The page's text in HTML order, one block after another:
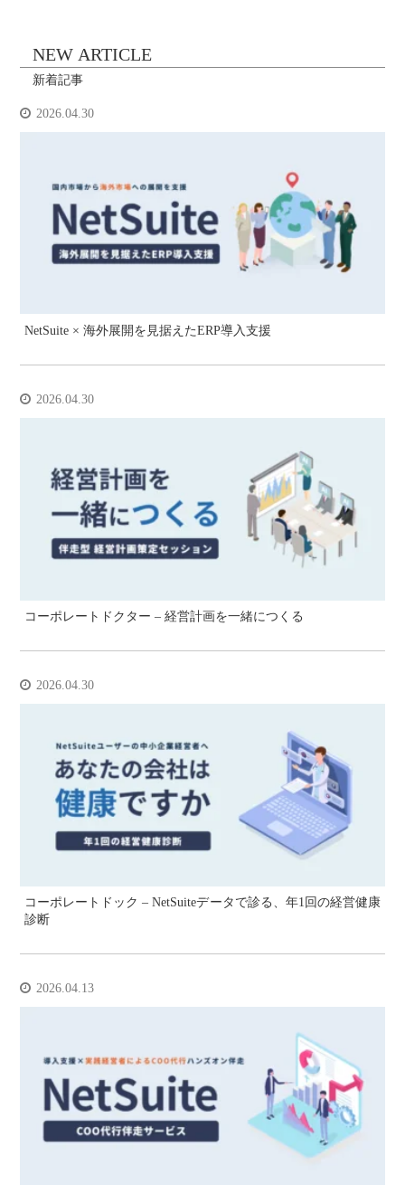
NEW ARTICLE
新着記事
2026.04.30
NetSuite × 海外展開を見据えたERP導入支援
2026.04.30
コーポレートドクター – 経営計画を一緒につくる
2026.04.30
コーポレートドック – NetSuiteデータで診る、年1回の経営健康
診断
2026.04.13